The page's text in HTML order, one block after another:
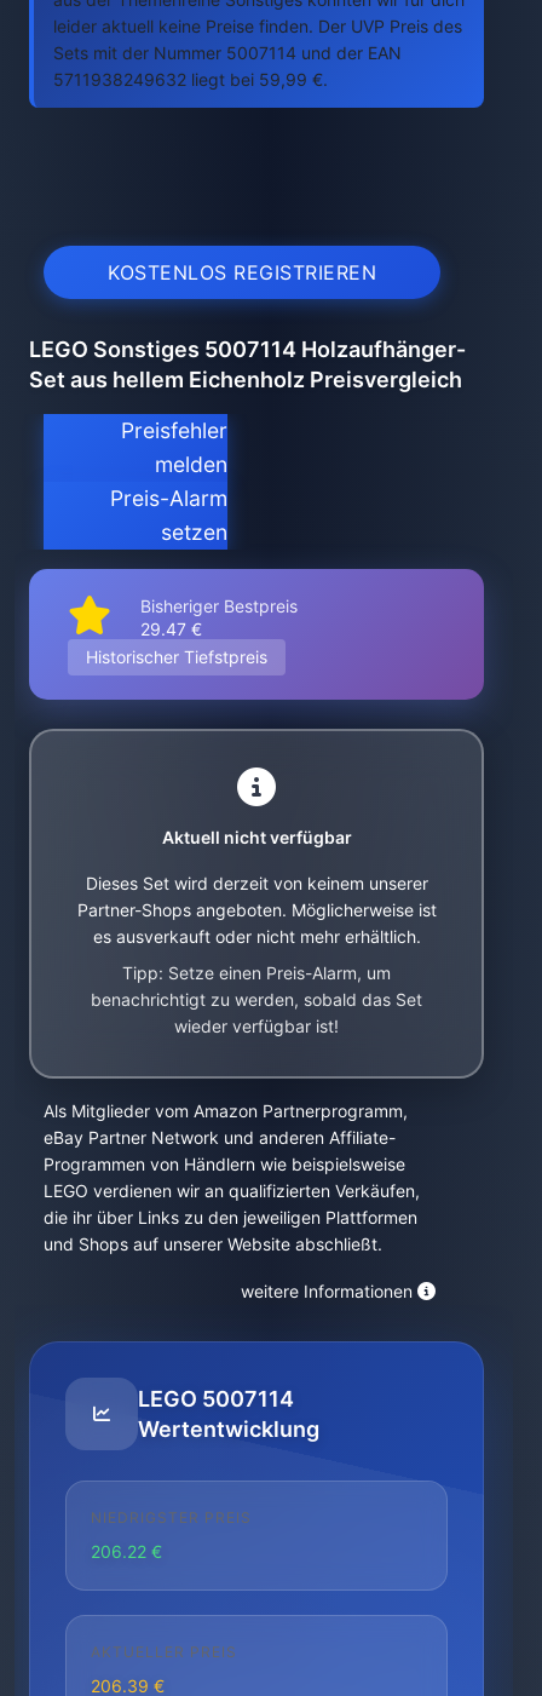
leider aktuell keine Preise finden. Der UVP Preis des
Sets mit der Nummer 5007114 und der EAN
5711938249632 liegt bei 59,99 €.
KOSTENLOS REGISTRIEREN
LEGO Sonstiges 5007114 Holzaufhänger-
Set aus hellem Eichenholz Preisvergleich
Preisfehler
melden
Preis-Alarm
setzen
Bisheriger Bestpreis
29.47 €
Historischer Tiefstpreis
Aktuell nicht verfügbar
Dieses Set wird derzeit von keinem unserer
Partner-Shops angeboten. Möglicherweise ist
es ausverkauft oder nicht mehr erhältlich.
Tipp: Setze einen Preis-Alarm, um
benachrichtigt zu werden, sobald das Set
wieder verfügbar ist!
Als Mitglieder vom Amazon Partnerprogramm,
eBay Partner Network und anderen Affiliate-
Programmen von Händlern wie beispielsweise
LEGO verdienen wir an qualifizierten Verkäufen,
die ihr über Links zu den jeweiligen Plattformen
und Shops auf unserer Website abschließt.
weitere Informationen
LEGO 5007114
Wertentwicklung
NIEDRIGSTER PREIS
206.22 €
AKTUELLER PREIS
206.39 €